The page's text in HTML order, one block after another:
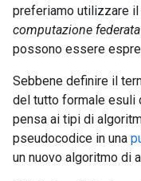
preferiamo utilizzare
computazione federata
possono essere
Sebbene definire il
del tutto formale esuli
pensa ai tipi di
pseudocodice in una
un nuovo algoritmo di